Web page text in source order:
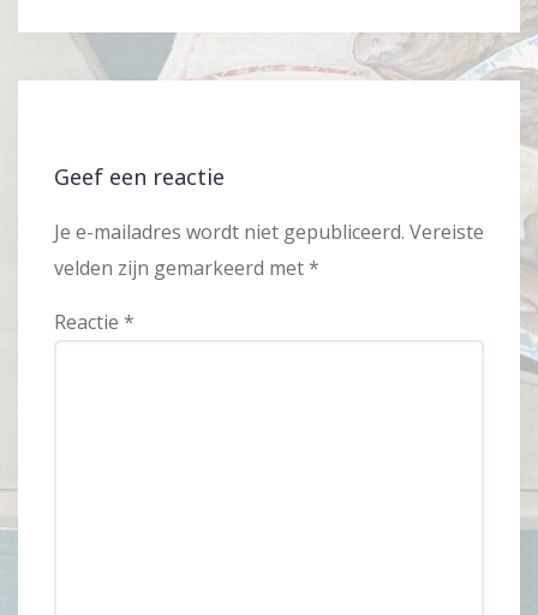
Geef een reactie
Je e-mailadres wordt niet gepubliceerd. Vereiste
velden zijn gemarkeerd met*
Reactie *